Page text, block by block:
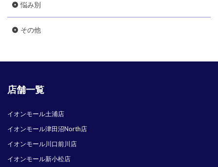
悩み別
その他
店舗一覧
イオンモール土浦店
イオンモール津田沼North店
イオンモール川口前川店
イオンモール新小松店